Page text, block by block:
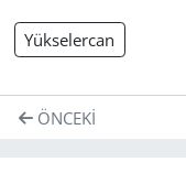
Yükselercan
ÖNCEKI